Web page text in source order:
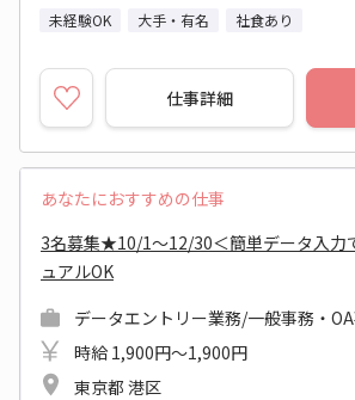
未経験OK 大手・有名 社食あり
仕事詳細
あなたにおすすめの仕事
3名募集★10/1～12/30＜簡単データ入力
ュアルOK
データエントリー業務/一般事務・
時給 1,900円～1,900円
東京都 港区